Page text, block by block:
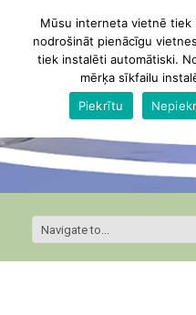
Mūsu interneta vietnē tiek
nodrošināt pienācīgu
tiek instalēti automātiski.
mērķa sīkfailu
Piekrītu